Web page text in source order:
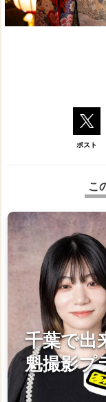
ポスト
こ
千葉で
魁撮影プ